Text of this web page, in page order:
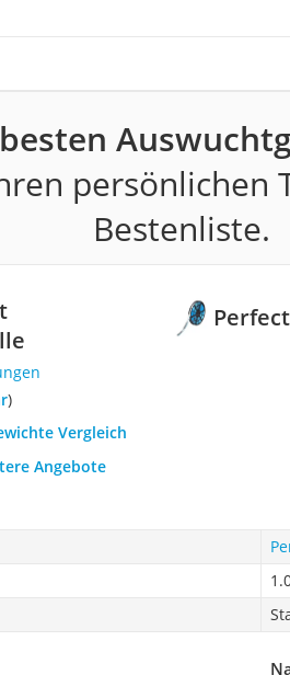
persönlichen
Bestenliste.
)
Vergleich
Angebote